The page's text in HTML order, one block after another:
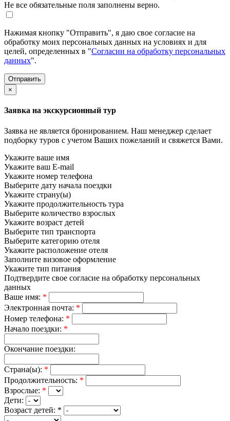
Не все обязательные поля заполнены верно.
Нажимая кнопку "Отправить", я даю свое согласие на
обработку моих персональных данных на условиях и для
целей, определенных в "Согласии на обработку персональных
данных".
×
Заявка на экскурсионный тур
Заявка не является бронированием. Наш менеджер сделает
подборку туров с учетом Ваших пожеланий и свяжется Вами.
Укажите ваше имя
Укажите ваш E-mail
Укажите номер телефона
Выберите дату начала поездки
Укажите страну(ы)
Укажите продолжительность тура
Выберите количество взрослых
Укажите возраст детей
Выберите тип транспорта
Выберите категорию отеля
Укажите расположение отеля
Заполните визовое оформление
Укажите тип питания
Подтвердите свое согласие на обработку персональных
данных
Ваше имя: *
Электронная почта: *
Номер телефона: *
Начало поездки: *
Окончание поездки:
Страна(ы): *
Продолжительность: *
Взрослые: *
Дети:
Возраст детей: *